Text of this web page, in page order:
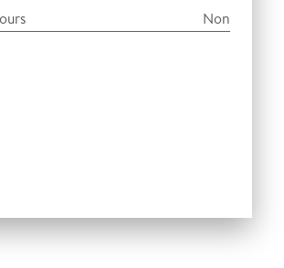
Non